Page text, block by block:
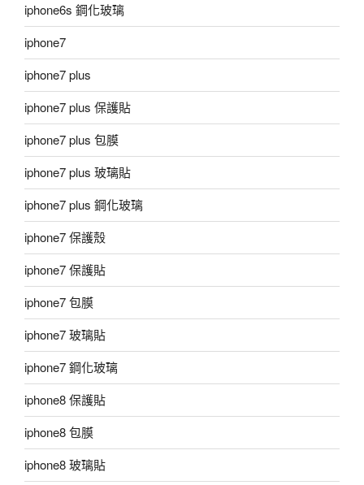
iphone6s 鋼化玻璃
iphone7
iphone7 plus
iphone7 plus 保護貼
iphone7 plus 包膜
iphone7 plus 玻璃貼
iphone7 plus 鋼化玻璃
iphone7 保護殼
iphone7 保護貼
iphone7 包膜
iphone7 玻璃貼
iphone7 鋼化玻璃
iphone8 保護貼
iphone8 包膜
iphone8 玻璃貼